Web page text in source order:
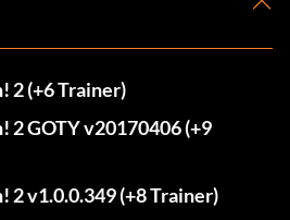
2 (+6 Trainer)
2 GOTY v20170406 (+9
2 v1.0.0.349 (+8 Trainer)